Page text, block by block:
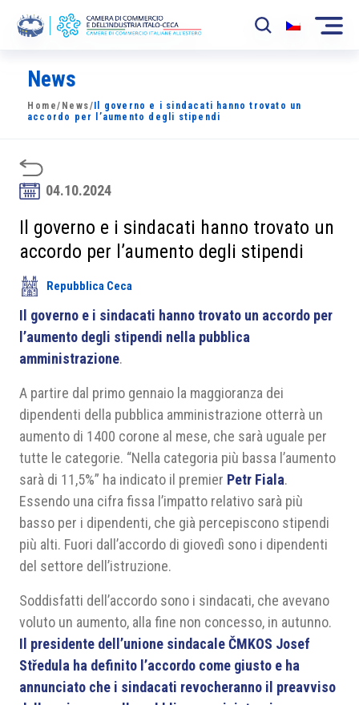
La Camera
News
Sviluppo Mercato
Soci
Partner
Progetti
Area riservata
News
Home/ News/ Il governo e i sindacati hanno trovato un
accordo per l’aumento degli stipendi
04.10.2024
Il governo e i sindacati hanno trovato un
accordo per l’aumento degli stipendi
Repubblica Ceca
Il governo e i sindacati hanno trovato un accordo per
l’aumento degli stipendi nella pubblica
amministrazione.
A partire dal primo gennaio la maggioranza dei
dipendenti della pubblica amministrazione otterrà un
aumento di 1400 corone al mese, che sarà uguale per
tutte le categorie. “Nella categoria più bassa l’aumento
sarà di 11,5%” ha indicato il premier Petr Fiala.
Essendo una cifra fissa l’impatto relativo sarà più
basso per i dipendenti, che già percepiscono stipendi
più alti. Fuori dall’accordo di giovedì sono i dipendenti
del settore dell’istruzione.
Soddisfatti dell’accordo sono i sindacati, che avevano
voluto un aumento, alla fine non concesso, in autunno.
Il presidente dell’unione sindacale ČMKOS Josef
Středula ha definito l’accordo come giusto e ha
annunciato che i sindacati revocheranno il preavviso